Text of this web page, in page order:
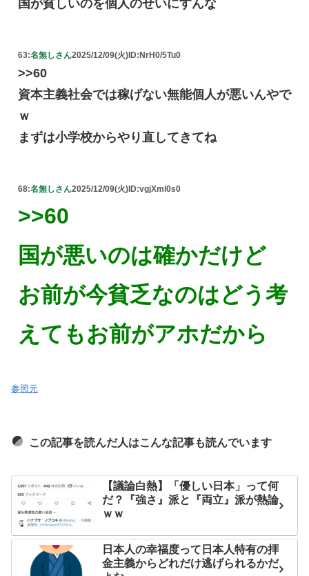
国が貧しいのを個人のせいにすんな
63:名無しさん2025/12/09(火) ID:NrH0/5Tu0
>>60
資本主義社会では稼げない無能個人が悪いんやで
ｗ
まずは小学校からやり直してきてね
68:名無しさん2025/12/09(火)ID:vgjXml0s0
>>60
国が悪いのは確かだけど
お前が今貧乏なのはどう考
えてもお前がアホだから
参照元
この記事を読んだ人はこんな記事も読んでいます
【議論白熱】「優しい日本」って何
だ？『強さ』派と『両立』派が熱論
ｗｗ
日本人の幸福度って日本人特有の拝
金主義からどれだけ逃げられるかだ